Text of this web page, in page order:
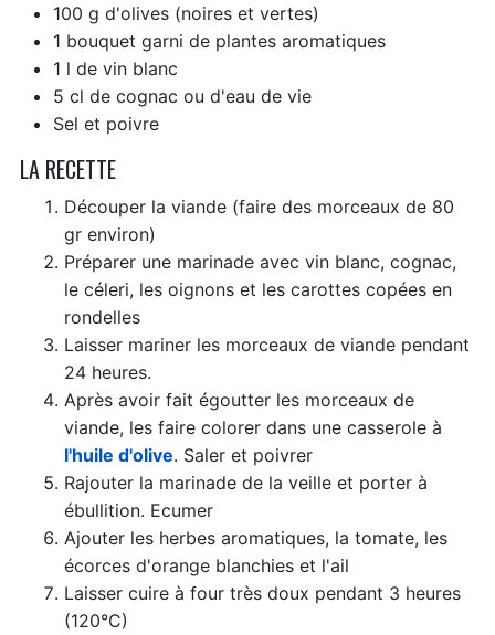
100 g d'olives (noires et vertes)
1 bouquet garni de plantes aromatiques
1 l de vin blanc
5 cl de cognac ou d'eau de vie
Sel et poivre
LA RECETTE
Découper la viande (faire des morceaux de 80
gr environ)
Préparer une marinade avec vin blanc, cognac,
le céleri, les oignons et les carottes copées en
rondelles
Laisser mariner les morceaux de viande pendant
24 heures.
Après avoir fait égoutter les morceaux de
viande, les faire colorer dans une casserole à
l'huile d'olive. Saler et poivrer
Rajouter la marinade de la veille et porter à
ébullition. Ecumer
Ajouter les herbes aromatiques, la tomate, les
écorces d'orange blanchies et l'ail
Laisser cuire à four très doux pendant 3 heures
(120°C)